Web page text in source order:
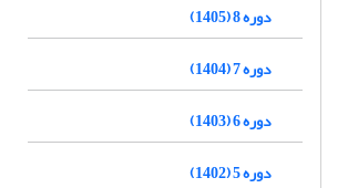
دوره 8 (1405)
دوره 7 (1404)
دوره 6 (1403)
دوره 5 (1402)